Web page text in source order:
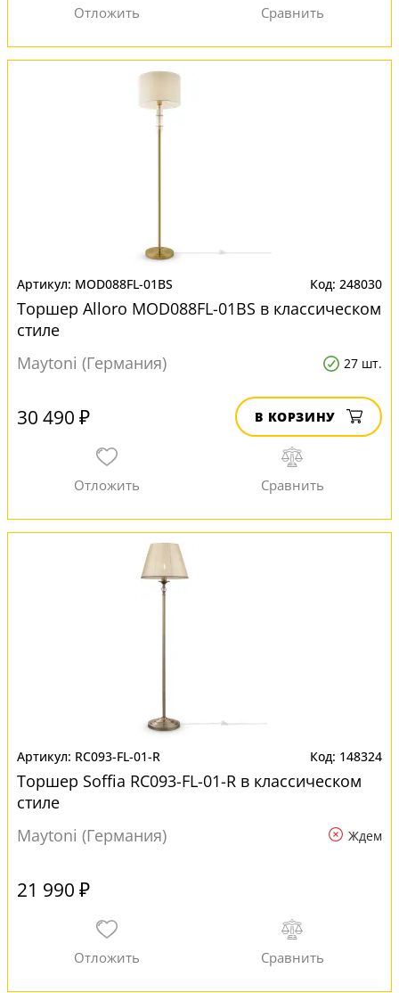
MOD088FL-01BS 248030
Торшер Alloro MOD088FL-01BS в классическом
стиле
Maytoni (Германия)
27 шт.
30 490 ₽ В КОРЗИНУ
RC093-FL-01-R 148324
Торшер Soffia RC093-FL-01-R в классическом
стиле
Maytoni (Германия)
Ждем
21 990 ₽